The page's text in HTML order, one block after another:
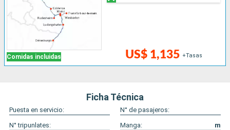
Comidas incluidas US$ 1,135 +Tasas
Ficha Técnica
Puesta en servicio:
N° de pasajeros:
N° tripunlates:
Manga:
m